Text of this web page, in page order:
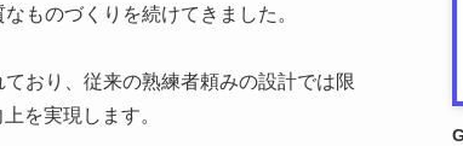
ものづくりを続けてきました。
おり、従来の熟練者頼みの設計では限
を実現します。